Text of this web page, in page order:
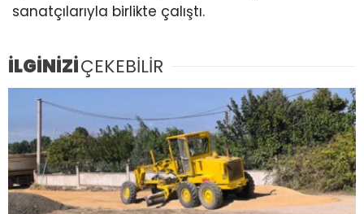
sanatçılarıyla birlikte çalıştı.
İLGİNİZİÇEKEBİLİR